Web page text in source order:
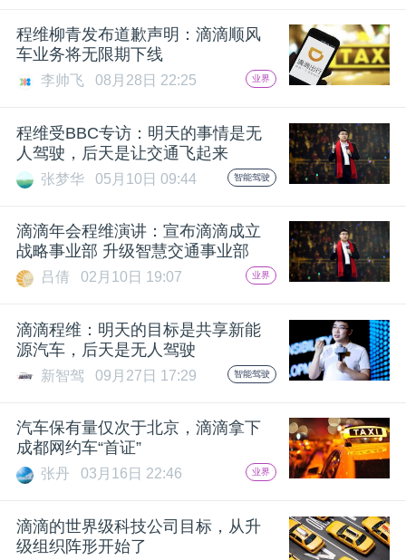
中
心
GAIR
题
搞
程维柳青发布道歉声明：滴滴顺风
车业务将无限期下线
李帅飞 08月28日 22:25 业界
程维受BBC专访：明天的事情是无
人驾驶，后天是让交通飞起来
张梦华 05月10日 09:44 智能驾驶
滴滴年会程维演讲：宣布滴滴成立
战略事业部 升级智慧交通事业部
吕倩 02月10日 19:07 业界
滴滴程维：明天的目标是共享新能
源汽车，后天是无人驾驶
新智驾 09月27日 17:29 智能驾驶
汽车保有量仅次于北京，滴滴拿下
成都网约车“首证”
张丹 03月16日 22:46 业界
滴滴的世界级科技公司目标，从升
级组织阵形开始了